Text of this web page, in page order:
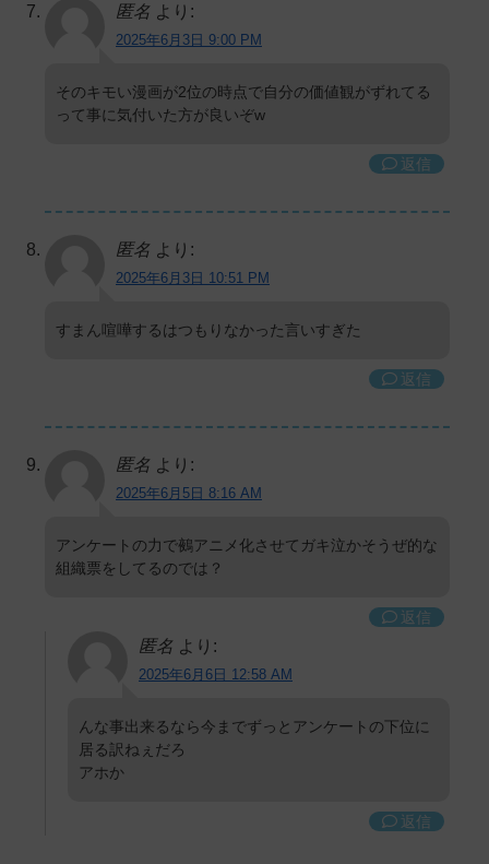
匿名 より:
2025年6月3日 9:00 PM
そのキモい漫画が2位の時点で自分の価値観がずれてる
って事に気付いた方が良いぞw
返信
匿名 より:
2025年6月3日 10:51 PM
すまん喧嘩するはつもりなかった言いすぎた
返信
匿名 より:
2025年6月5日 8:16 AM
アンケートの力で鵺アニメ化させてガキ泣かそうぜ的な
組織票をしてるのでは？
返信
匿名 より:
2025年6月6日 12:58 AM
んな事出来るなら今までずっとアンケートの下位に
居る訳ねぇだろ
アホか
返信